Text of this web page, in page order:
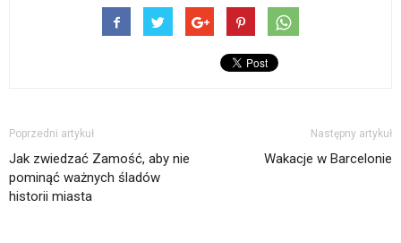
Poprzedni artykuł
Jak zwiedzać Zamość, aby nie
pominąć ważnych śladów
historii miasta
Następny artykuł
Wakacje w Barcelonie